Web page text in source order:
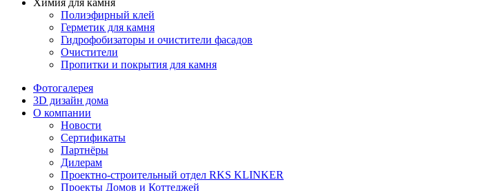
Химия для камня
Полиэфирный клей
Герметик для камня
Гидрофобизаторы и очистители фасадов
Очистители
Пропитки и покрытия для камня
Фотогалерея
3D дизайн дома
О компании
Новости
Сертификаты
Партнёры
Дилерам
Проектно-строительный отдел RKS KLINKER
Проекты Домов и Коттеджей